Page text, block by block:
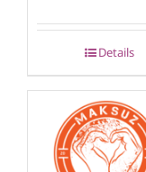
Details